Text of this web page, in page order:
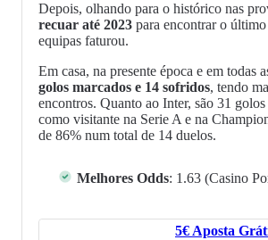
Depois, olhando para o histórico nas
recuar até 2023 para encontrar o
equipas faturou.
Em casa, na presente época e em todas
golos marcados e 14 sofridos, tendo
encontros. Quanto ao Inter, são 31
como visitante na Serie A e na
de 86% num total de 14 duelos.
Melhores Odds: 1.63 (Casino
5€ Aposta